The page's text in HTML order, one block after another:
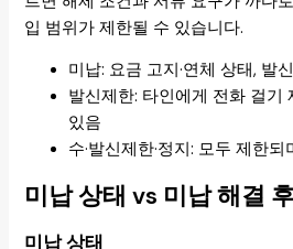
입 범위가 제한될 수 있습니다.
미납: 요금 고지·연체 상태, 발
발신제한: 타인에게 전화 걸기
있음
수·발신제한·정지: 모두 제한
미납 상태 vs 미납 해결
미납 상태